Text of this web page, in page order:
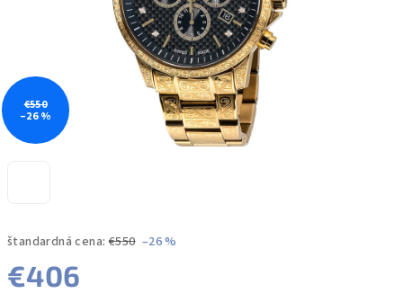
štandardná cena: €550 –26 %
€406
€550
–26 %